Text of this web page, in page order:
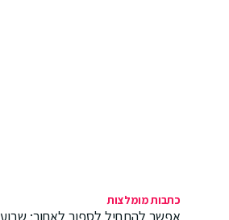
כתבות מומלצות